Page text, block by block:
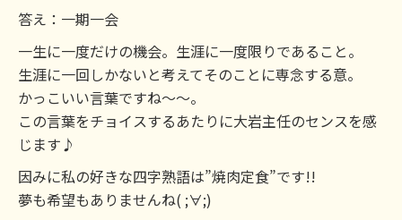
答え：一期一会
一生に一度だけの機会。生涯に一度限りであること。
生涯に一回しかないと考えてそのことに専念する意。
かっこいい言葉ですね～～。
この言葉をチョイスするあたりに大岩主任のセンスを感
じます♪
因みに私の好きな四字熟語は”焼肉定食”です!!
夢も希望もありませんね( ;∀;)